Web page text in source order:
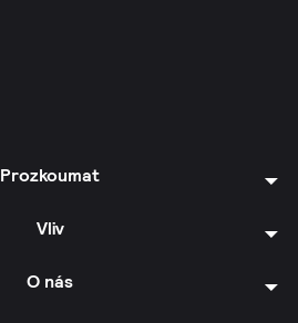
Prozkoumat
Vliv
O nás